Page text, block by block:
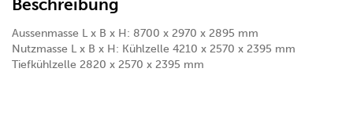
Beschreibung
Aussenmasse L x B x H: 8700 x 2970 x 2895 mm
Nutzmasse L x B x H: Kühlzelle 4210 x 2570 x 2395 mm
Tiefkühlzelle 2820 x 2570 x 2395 mm